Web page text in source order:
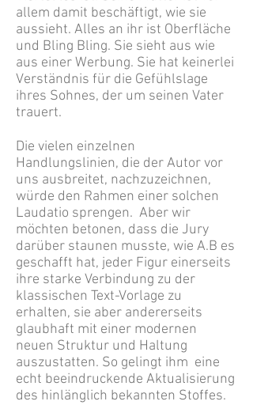
allem damit beschäftigt, wie sie
aussieht. Alles an ihr ist Oberfläche
und Bling Bling. Sie sieht aus wie
aus einer Werbung. Sie hat keinerlei
Verständnis für die Gefühlslage
ihres Sohnes, der um seinen Vater
trauert.
Die vielen einzelnen
Handlungslinien, die der Autor vor
uns ausbreitet, nachzuzeichnen,
würde den Rahmen einer solchen
Laudatio sprengen. Aber wir
möchten betonen, dass die Jury
darüber staunen musste, wie A.B es
geschafft hat, jeder Figur einerseits
ihre starke Verbindung zu der
klassischen Text-Vorlage zu
erhalten, sie aber andererseits
glaubhaft mit einer modernen
neuen Struktur und Haltung
auszustatten. So gelingt ihm eine
echt beeindruckende Aktualisierung
des hinlänglich bekannten Stoffes.